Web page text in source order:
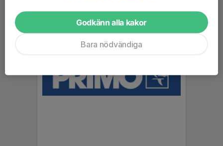
Godkänn alla kakor
Bara nödvändiga